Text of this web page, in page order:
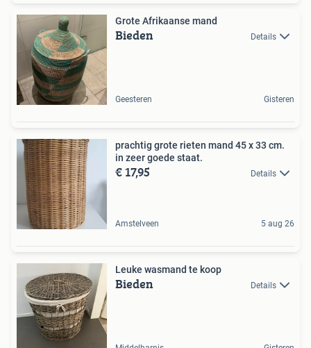
Grote Afrikaanse mand
Bieden Details
Geesteren Gisteren
prachtig grote rieten mand 45 x 33 cm.
in zeer goede staat.
€ 17,95 Details
Amstelveen 5 aug 26
Leuke wasmand te koop
Bieden Details